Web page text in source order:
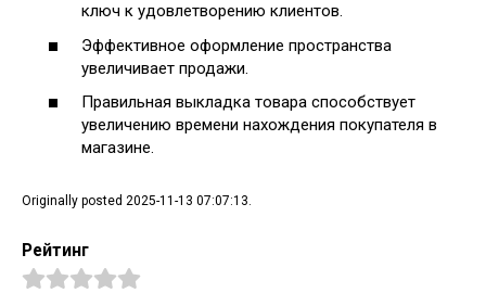
ключ к удовлетворению клиентов.
Эффективное оформление пространства
увеличивает продажи.
Правильная выкладка товара способствует
увеличению времени нахождения покупателя в
магазине.
Originally posted 2025-11-13 07:07:13.
Рейтинг